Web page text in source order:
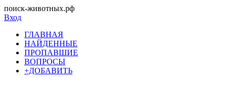
поиск-животных.рф
Вход
ГЛАВНАЯ
НАЙДЕННЫЕ
ПРОПАВШИЕ
ВОПРОСЫ
+ДОБАВИТЬ